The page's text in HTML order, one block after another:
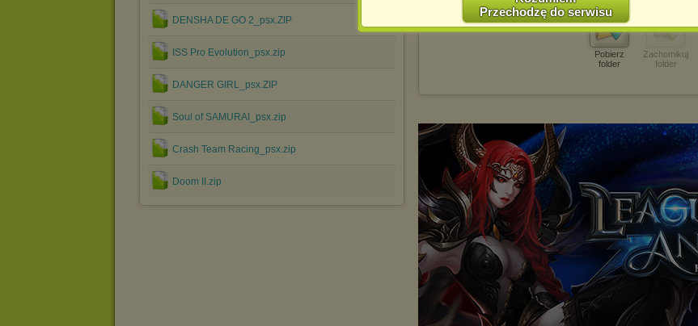
Jednocześnie informujemy że zmiana ustawień przeglądarki
spowodować ograniczenie korzystania ze strony Chomikuj.pl.
W przypadku braku twojej zgody na akceptację cookies
Wyrażenie sprzeciwu spowoduje, że wyświetlana Ci reklama
będzie dopasowana do Twoich preferencji, a będzie to
wyświetlona przypadkowo.
Istnieje możliwość zmiany ustawień przeglądarki
sposób uniemożliwiający przechowywanie plików cookies
urządzeniu końcowym. Można również usunąć pliki
dokonując odpowiednich zmian w ustawieniach
internetowej.
Pełną informację na ten temat znajdziesz pod
http://chomikuj.pl/PolitykaPrywatnosci.aspx
Przechodzę do serwisu
DENSHA DE GO 2_psx.ZIP
ISS Pro Evolution_psx.zip
DANGER GIRL_psx.ZIP
Soul of SAMURAI_psx.zip
Crash Team Racing_psx.zip
Doom II.zip
Pobierz
folder
Zachomikuj
folder